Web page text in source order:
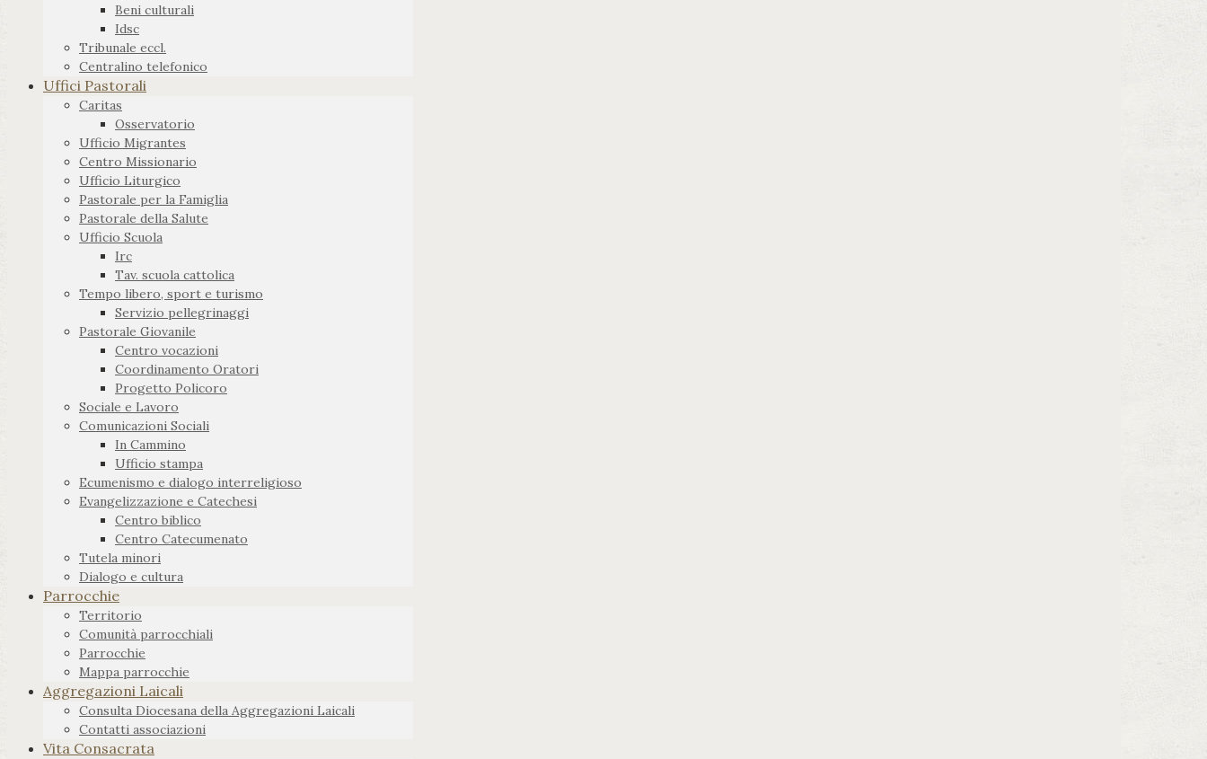
Beni culturali
Idsc
Tribunale eccl.
Centralino telefonico
Uffici Pastorali
Caritas
Osservatorio
Ufficio Migrantes
Centro Missionario
Ufficio Liturgico
Pastorale per la Famiglia
Pastorale della Salute
Ufficio Scuola
Irc
Tav. scuola cattolica
Tempo libero, sport e turismo
Servizio pellegrinaggi
Pastorale Giovanile
Centro vocazioni
Coordinamento Oratori
Progetto Policoro
Sociale e Lavoro
Comunicazioni Sociali
In Cammino
Ufficio stampa
Ecumenismo e dialogo interreligioso
Evangelizzazione e Catechesi
Centro biblico
Centro Catecumenato
Tutela minori
Dialogo e cultura
Parrocchie
Territorio
Comunità parrocchiali
Parrocchie
Mappa parrocchie
Aggregazioni Laicali
Consulta Diocesana della Aggregazioni Laicali
Contatti associazioni
Vita Consacrata